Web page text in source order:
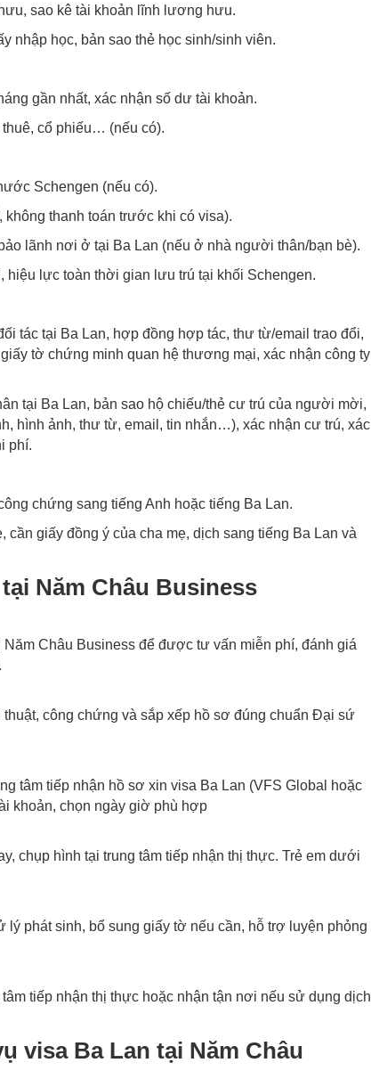
sao kê tài khoản lĩnh lương hưu.
nhập học, bản sao thẻ học sinh/sinh viên.
gần nhất, xác nhận số dư tài khoản.
cổ phiếu… (nếu có).
Schengen (nếu có).
thanh toán trước khi có visa).
lãnh nơi ở tại Ba Lan (nếu ở nhà người thân/bạn bè).
hiệu lực toàn thời gian lưu trú tại khối Schengen.
tác tại Ba Lan, hợp đồng hợp tác, thư từ/email trao đổi,
tờ chứng minh quan hệ thương mại, xác nhận công ty
tại Ba Lan, bản sao hộ chiếu/thẻ cư trú của người mời,
hình ảnh, thư từ, email, tin nhắn…), xác nhận cư trú, xác
phí.
chứng sang tiếng Anh hoặc tiếng Ba Lan.
giấy đồng ý của cha mẹ, dịch sang tiếng Ba Lan và
Năm Châu Business
Năm Châu Business để được tư vấn miễn phí, đánh giá
công chứng và sắp xếp hồ sơ đúng chuẩn Đại sứ
tâm tiếp nhận hồ sơ xin visa Ba Lan (VFS Global hoặc
khoản, chọn ngày giờ phù hợp
chụp hình tại trung tâm tiếp nhận thị thực. Trẻ em dưới
phát sinh, bổ sung giấy tờ nếu cần, hỗ trợ luyện phỏng
tiếp nhận thị thực hoặc nhận tận nơi nếu sử dụng dịch
visa Ba Lan tại Năm Châu